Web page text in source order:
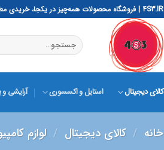
4S3.IR | فروشگاه محصولات همه‌چیز در یکجا، خریدی مطمئن با 4S3 – ساده، هوشمند، سریع و ایمن
جستجو
برای:
کالای دیجیتال استایل و اکسسوری آرایشی
خانه / کالای دیجیتال / لوازم